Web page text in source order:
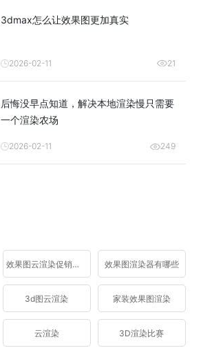
3dmax怎么让效果图更加真实
2026-02-11 21
后悔没早点知道，解决本地渲染慢只需要
一个渲染农场
2026-02-11 249
效果图云渲染促销活动 效果图渲染器有哪些
3d图云渲染 家装效果图渲染
云渲染 3D渲染比赛